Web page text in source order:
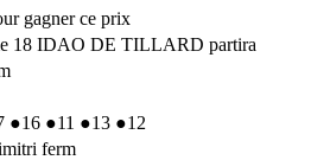
gagner ce prix
18 IDAO DE TILLARD partira
●16 ●11 ●13 ●12
ferm